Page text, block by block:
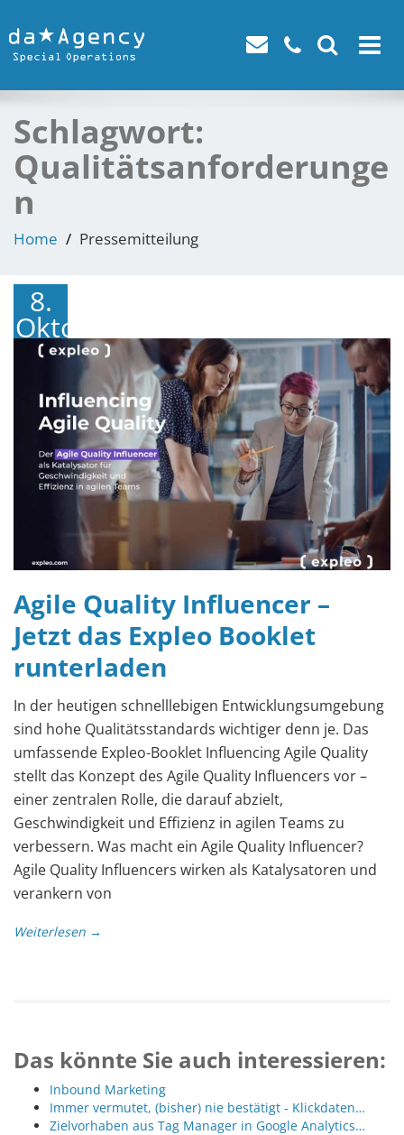
Toggle
Schlagwort:
Qualitätsanforderunge
n
Home Pressemitteilung
8.
Oktober
2024
Agile Quality Influencer –
Jetzt das Expleo Booklet
runterladen
In der heutigen schnelllebigen Entwicklungsumgebung
sind hohe Qualitätsstandards wichtiger denn je. Das
umfassende Expleo-Booklet Influencing Agile Quality
stellt das Konzept des Agile Quality Influencers vor –
einer zentralen Rolle, die darauf abzielt,
Geschwindigkeit und Effizienz in agilen Teams zu
verbessern. Was macht ein Agile Quality Influencer?
Agile Quality Influencers wirken als Katalysatoren und
verankern von
Weiterlesen →
Das könnte Sie auch interessieren:
Inbound Marketing
Immer vermutet, (bisher) nie bestätigt - Klickdaten…
Zielvorhaben aus Tag Manager in Google Analytics…